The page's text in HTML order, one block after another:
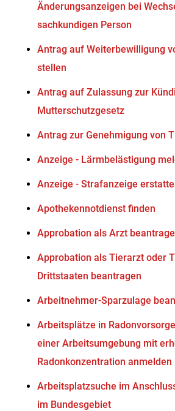
Änderungsanzeigen bei
sachkundigen Person
Antrag auf Weiterbewilligung
stellen
Antrag auf Zulassung zur
Mutterschutzgesetz
Antrag zur Genehmigung von
Anzeige - Lärmbelästigung
Anzeige - Strafanzeige
Apothekennotdienst finden
Approbation als Arzt
Approbation als Tierarzt oder
Drittstaaten beantragen
Arbeitnehmer-Sparzulage
Arbeitsplätze in
einer Arbeitsumgebung mit
Radonkonzentration anmelden
Arbeitsplatzsuche im
im Bundesgebiet